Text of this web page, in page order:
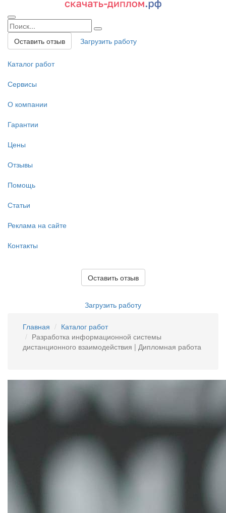
Оставить отзыв Загрузить работу
Каталог работ
Сервисы
О компании
Гарантии
Цены
Отзывы
Помощь
Статьи
Реклама на сайте
Контакты
Оставить отзыв
Загрузить работу
Главная
Каталог работ
Разработка информационной системы
дистанционного взаимодействия | Дипломная работа